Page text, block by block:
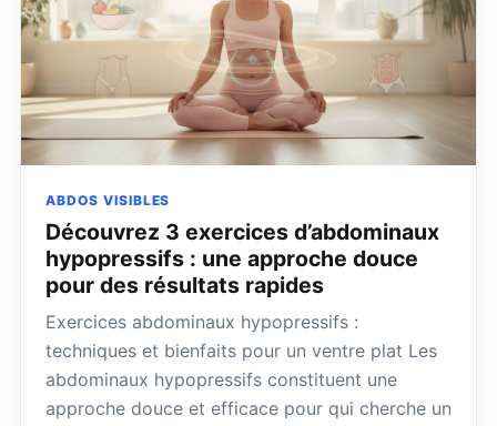
ABDOS VISIBLES
Découvrez 3 exercices d’abdominaux
hypopressifs : une approche douce
pour des résultats rapides
Exercices abdominaux hypopressifs :
techniques et bienfaits pour un ventre plat Les
abdominaux hypopressifs constituent une
approche douce et efficace pour qui cherche un